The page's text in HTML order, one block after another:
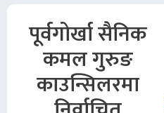
पूर्वगोर्खा सैनिक
कमल गुरुङ
काउन्सिलरमा